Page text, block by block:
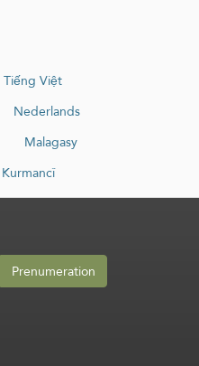
Tiếng Việt
Nederlands
Malagasy
Kurmancî
Prenumeration